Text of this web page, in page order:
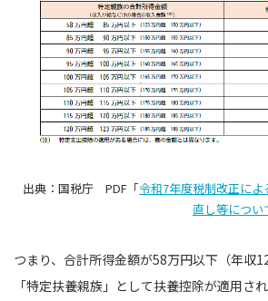
出典：国税庁 PDF「令和7年度税制改正に
直し等につい
つまり、合計所得金額が58万円以下（年収
「特定扶養親族」として扶養控除が適用さ